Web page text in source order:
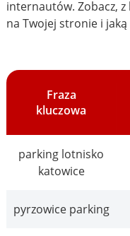
internautów. Zobacz,
na Twojej stronie i
Fraza
kluczowa
parking lotnisko
katowice
pyrzowice parking